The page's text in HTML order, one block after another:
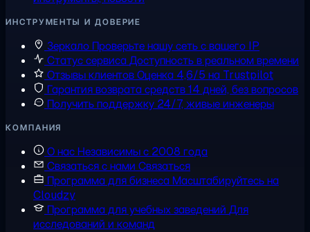
ИНСТРУМЕНТЫ И ДОВЕРИЕ
Зеркало Проверьте нашу сеть с вашего IP
Статус сервисаДоступность в реальном времени
Отзывы клиентовОценка 4,6/5 на Trustpilot
Гарантия возврата средств14 дней, без вопросов
Получить поддержку 24/7, живые инженеры
КОМПАНИЯ
О насНезависимы с 2008 года
Связаться с нами Связаться
Программа для бизнесаМасштабируйтесь на
Cloudzy
Программа для учебных заведений Для
исследований и команд